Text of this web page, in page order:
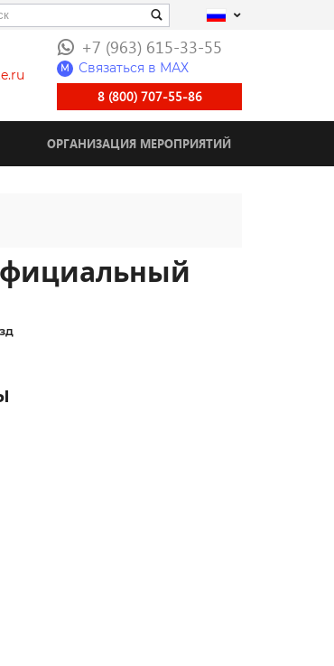
+7 (963) 615-33-55
M Связаться в МАХ
8 (800) 707-55-86
ОРГАНИЗАЦИЯ МЕРОПРИЯТИЙ